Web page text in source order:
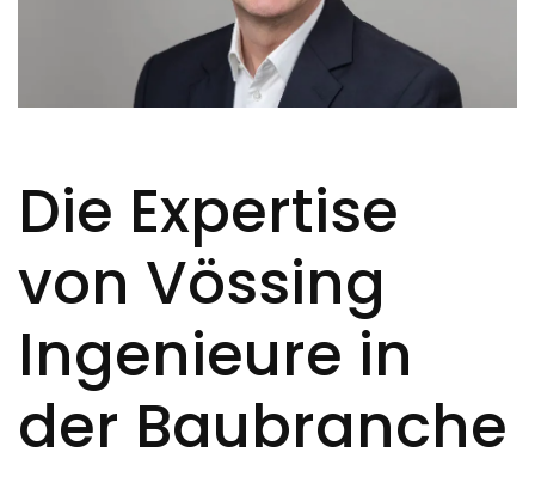
Die Expertise
von Vössing
Ingenieure in
der Baubranche